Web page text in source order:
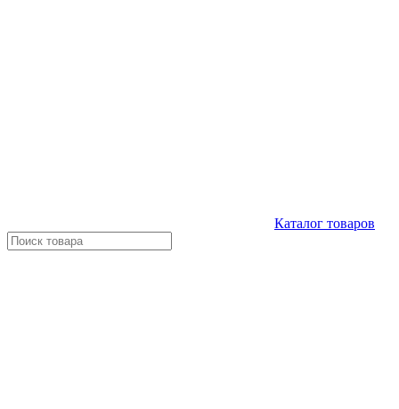
Каталог товаров